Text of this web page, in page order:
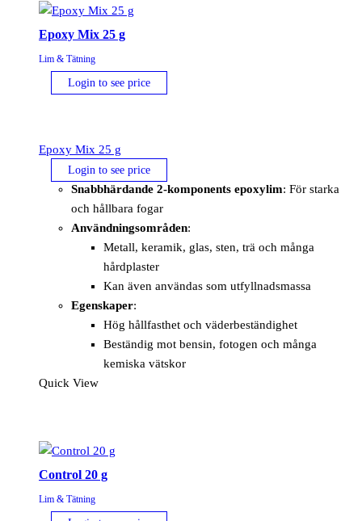
Epoxy Mix 25 g
Lim & Tätning
Login to see price
Epoxy Mix 25 g
Login to see price
Snabbhärdande 2-komponents epoxylim: För starka
och hållbara fogar
Användningsområden:
Metall, keramik, glas, sten, trä och många
hårdplaster
Kan även användas som utfyllnadsmassa
Egenskaper:
Hög hållfasthet och väderbeständighet
Beständig mot bensin, fotogen och många
kemiska vätskor
Quick View
Control 20 g
Lim & Tätning